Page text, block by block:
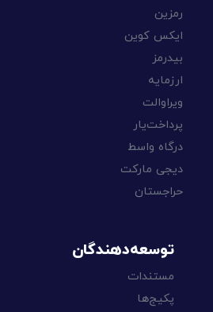
رمزین
ایکس کوین
بیدرمز
ارزمایه
ویراوالت
پرداخت‌یار
درگاه واسط
دیجی مارکت
حراجستان
توسعه‌دهندگان
مستندات
پکیج‌ها